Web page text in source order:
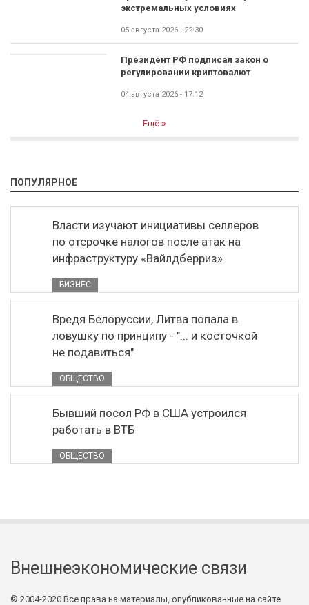
экстремальных условиях
05 августа 2026 - 22:30
Президент РФ подписал закон о
регулировании криптовалют
04 августа 2026 - 17:12
Ещё
ПОПУЛЯРНОЕ
Власти изучают инициативы селлеров
по отсрочке налогов после атак на
инфраструктуру «Вайлдберриз»
БИЗНЕС
Вредя Белоруссии, Литва попала в
ловушку по принципу - "... и косточкой
не подавиться"
ОБЩЕСТВО
Бывший посол РФ в США устроился
работать в ВТБ
ОБЩЕСТВО
Внешнеэкономические связи
© 2004-2020 Все права на материалы, опубликованные на сайте